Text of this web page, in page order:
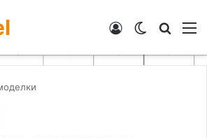
Switch skin
Войти